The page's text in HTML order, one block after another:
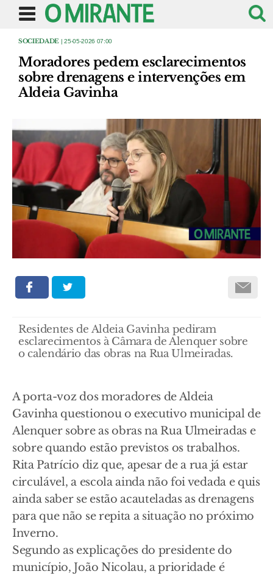
SOCIEDADE | 25-05-2026 07:00
Moradores pedem esclarecimentos
sobre drenagens e intervenções em
Aldeia Gavinha
Residentes de Aldeia Gavinha pediram
esclarecimentos à Câmara de Alenquer sobre
o calendário das obras na Rua Ulmeiradas.
A porta-voz dos moradores de Aldeia
Gavinha questionou o executivo municipal de
Alenquer sobre as obras na Rua Ulmeiradas e
sobre quando estão previstos os trabalhos.
Rita Patrício diz que, apesar de a rua já estar
circulável, a escola ainda não foi vedada e quis
ainda saber se estão acauteladas as drenagens
para que não se repita a situação no próximo
Inverno.
Segundo as explicações do presidente do
município, João Nicolau, a prioridade é